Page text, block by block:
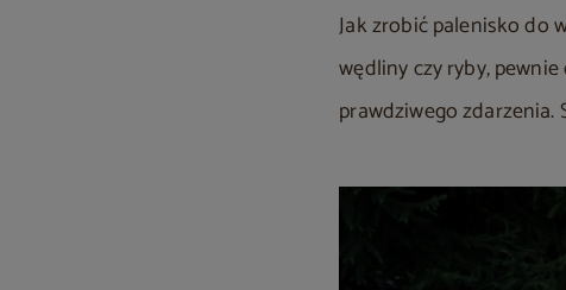
Jak zrobić palenisko do
wędliny czy ryby,
prawdziwego